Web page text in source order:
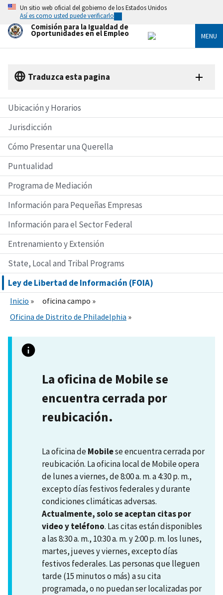
Skip
main
content
Un sitio web oficial del gobierno de los Estados Unidos
Así es como usted puede verificarlo
Comisión para la Igualdad de
Oportunidades en el Empleo MENU
Traduzca esta pagina
Ubicación y Horarios
Jurisdicción
Cómo Presentar una Querella
Puntualidad
Programa de Mediación
Información para Pequeñas Empresas
Información para el Sector Federal
Entrenamiento y Extensión
State, Local and Tribal Programs
Ley de Libertad de Información (FOIA)
Inicio
oficina campo
Oficina de Distrito de Philadelphia
La oficina de Mobile se
encuentra cerrada por
reubicación.
La oficina deMobilese encuentra cerrada por
reubicación. La oficina local de Mobile opera
de lunes a viernes, de 8:00 a. m. a 4:30 p. m.,
excepto días festivos federales y durante
condiciones climáticas adversas.
Actualmente, solo se aceptan citas por
video y teléfono. Las citas están disponibles
a las 8:30 a. m., 10:30 a. m. y 2:00 p. m. los lunes,
martes, jueves y viernes, excepto días
festivos federales. Las personas que lleguen
tarde (15 minutos o más) a su cita
programada, o no puedan ser localizadas por